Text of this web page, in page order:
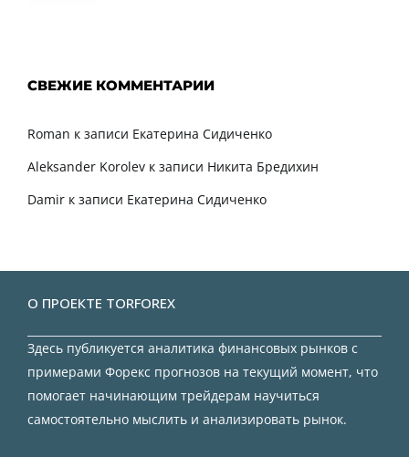
СВЕЖИЕ КОММЕНТАРИИ
Roman к записи Екатерина Сидиченко
Aleksander Korolev к записи Никита Бредихин
Damir к записи Екатерина Сидиченко
О ПРОЕКТЕ TORFOREX
Здесь публикуется аналитика финансовых рынков с
примерами Форекс прогнозов на текущий момент, что
помогает начинающим трейдерам научиться
самостоятельно мыслить и анализировать рынок.